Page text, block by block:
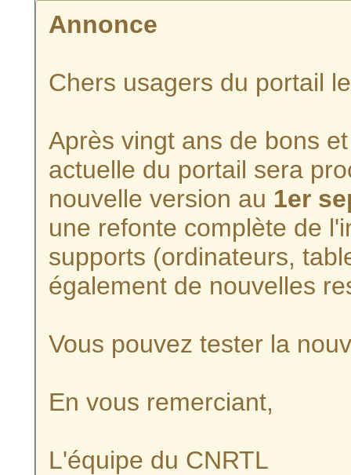
Annonce
Chers usagers du portail
Après vingt ans de bons
actuelle du portail sera
nouvelle version au 1er
une refonte complète de
supports (ordinateurs,
également de nouvelles
Vous pouvez tester la
En vous remerciant,
L'équipe du CNRTL